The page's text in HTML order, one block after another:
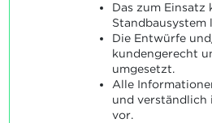
Das zum Einsatz
Standbausystem
Die Entwürfe
kundengerecht
umgesetzt.
Alle
und
vor.